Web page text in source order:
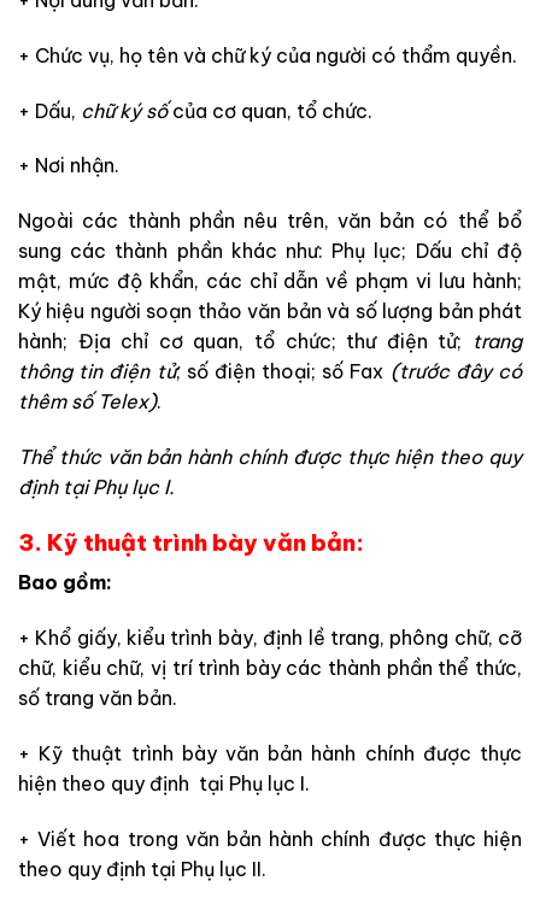
+ Chức vụ, họ tên và chữ ký của người có thẩm quyền.
+ Dấu, chữ ký sốcủa cơ quan, tổ chức.
+ Nơi nhận.
Ngoài các thành phần nêu trên, văn bản có thể bổ
sung các thành phần khác như: Phụ lục; Dấu chỉ độ
mật, mức độ khẩn, các chỉ dẫn về phạm vi lưu hành;
Ký hiệu người soạn thảo văn bản và số lượng bản phát
hành; Địa chỉ cơ quan, tổ chức; thư điện tử; trang
thông tin điện tử; số điện thoại; số Fax (trước đây có
thêm số Telex).
Thể thức văn bản hành chính được thực hiện theo quy
định tại Phụ lục I.
3. Kỹ thuật trình bày văn bản:
Bao gồm:
+ Khổ giấy, kiểu trình bày, định lề trang, phông chữ, cỡ
chữ, kiểu chữ, vị trí trình bày các thành phần thể thức,
số trang văn bản.
+ Kỹ thuật trình bày văn bản hành chính được thực
hiện theo quy định tại Phụ lục I.
+ Viết hoa trong văn bản hành chính được thực hiện
theo quy định tại Phụ lục II.